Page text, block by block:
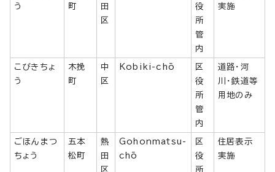
う
町
田
区
役
所
管
内
実施
こびきちょ
う
木挽
町
中
区
Kobiki-chō
区
役
所
管
内
道路・河
川・鉄道等
用地のみ
ごほんまつ
ちょう
五本
松町
熱
田
区
Gohonmatsu-
chō
区
役
所
住居表示
実施